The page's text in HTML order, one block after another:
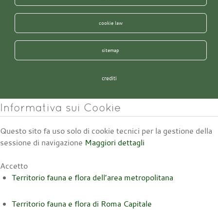
cookie law
sitemap
crediti
Informativa sui Cookie
Questo sito fa uso solo di cookie tecnici per la gestione della
sessione di navigazione Maggiori dettagli
Accetto
Territorio fauna e flora dell’area metropolitana
Territorio fauna e flora di Roma Capitale